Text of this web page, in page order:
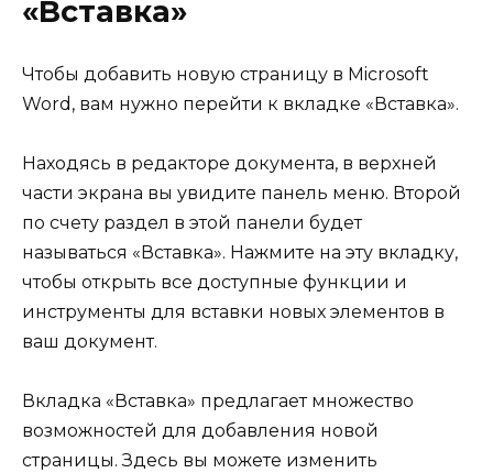
«Вставка»
Чтобы добавить новую страницу в Microsoft
Word, вам нужно перейти к вкладке «Вставка».
Находясь в редакторе документа, в верхней
части экрана вы увидите панель меню. Второй
по счету раздел в этой панели будет
называться «Вставка». Нажмите на эту вкладку,
чтобы открыть все доступные функции и
инструменты для вставки новых элементов в
ваш документ.
Вкладка «Вставка» предлагает множество
возможностей для добавления новой
страницы. Здесь вы можете изменить